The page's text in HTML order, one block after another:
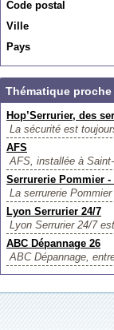
Code postal
Ville
Pays
Thématique
Hop’Serrurier, des
La sécurité est
AFS
AFS, installée à
Serrurerie Pommier
La serrurerie
Lyon Serrurier 24/7
Lyon Serrurier 24/7
ABC Dépannage 26
ABC Dépannage,